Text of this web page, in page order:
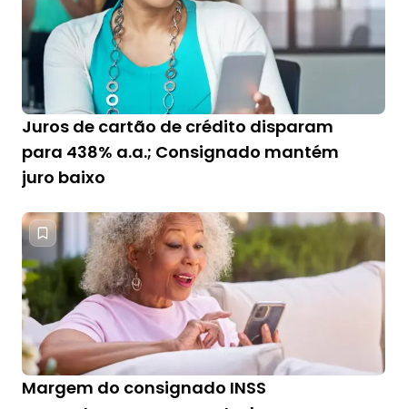
Juros de cartão de crédito disparam
para 438% a.a.; Consignado mantém
juro baixo
Margem do consignado INSS